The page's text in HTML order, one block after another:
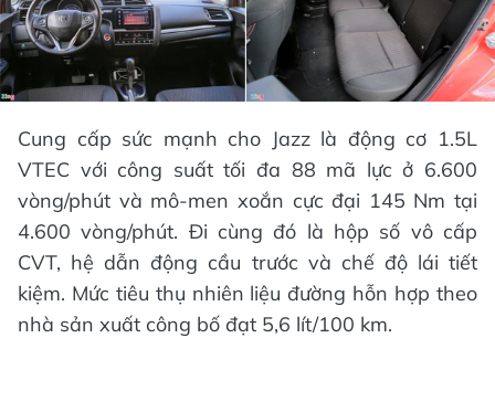
Cung cấp sức mạnh cho Jazz là động cơ 1.5L
VTEC với công suất tối đa 88 mã lực ở 6.600
vòng/phút và mô-men xoắn cực đại 145 Nm tại
4.600 vòng/phút. Đi cùng đó là hộp số vô cấp
CVT, hệ dẫn động cầu trước và chế độ lái tiết
kiệm. Mức tiêu thụ nhiên liệu đường hỗn hợp theo
nhà sản xuất công bố đạt 5,6 lít/100 km.